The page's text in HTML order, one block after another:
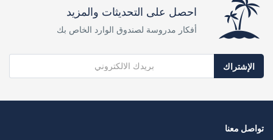
احصل على التحديثات والمزيد
أفكار مدروسة لصندوق الوارد الخاص بك
الإشتراك
تواصل معنا